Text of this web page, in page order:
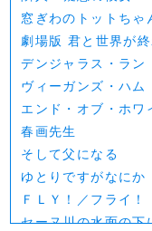
窓ぎわのトットちゃ
劇場版 君と世界が
デンジャラス・ラン
ヴィーガンズ・ハム
エンド・オブ・ホワ
春画先生
そして父になる
ゆとりですがなに
ＦＬＹ！／フライ！
セーヌ川の水面の下